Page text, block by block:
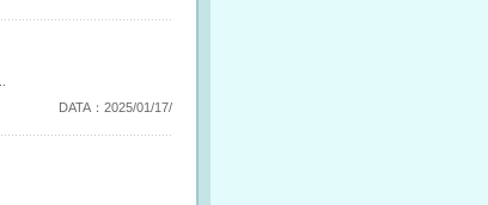
DATA：2025/01/17/